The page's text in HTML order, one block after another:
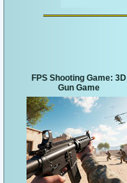
FPS Shooting Game: 3D
Gun Game